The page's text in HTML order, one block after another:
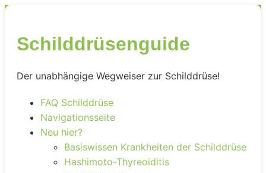
Schilddrüsenguide
Der unabhängige Wegweiser zur Schilddrüse!
FAQ Schilddrüse
Navigationsseite
Neu hier?
Basiswissen Krankheiten der Schilddrüse
Hashimoto-Thyreoiditis